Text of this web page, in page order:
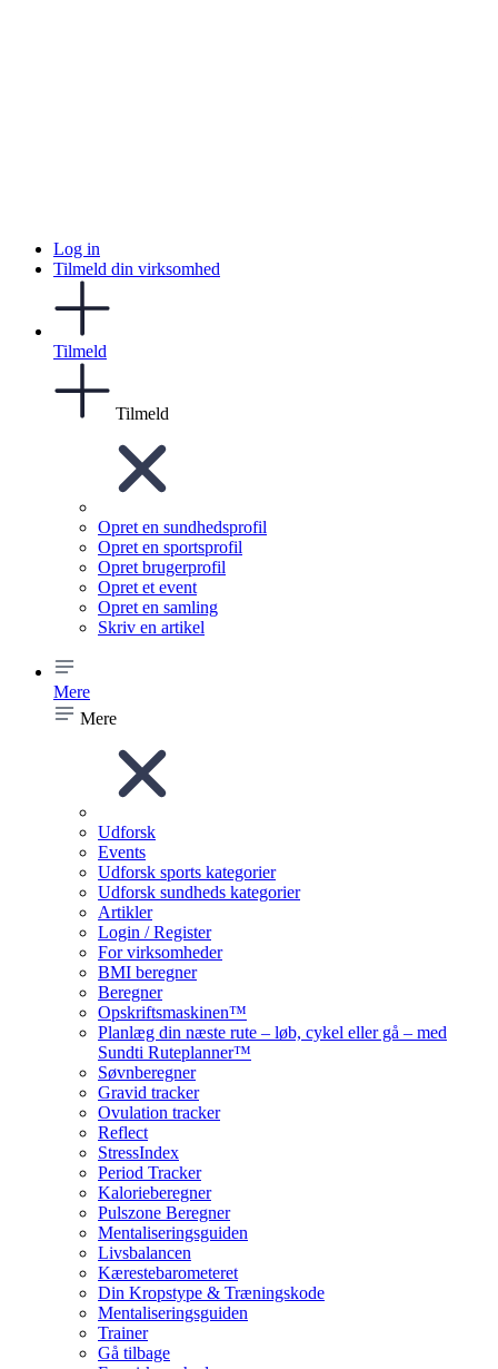
Log in
Tilmeld din virksomhed
Tilmeld
Tilmeld
Opret en sundhedsprofil
Opret en sportsprofil
Opret brugerprofil
Opret et event
Opret en samling
Skriv en artikel
Mere
Mere
Udforsk
Events
Udforsk sports kategorier
Udforsk sundheds kategorier
Artikler
Login / Register
For virksomheder
BMI beregner
Beregner
Opskriftsmaskinen™
Planlæg din næste rute – løb, cykel eller gå – med
Sundti Ruteplanner™
Søvnberegner
Gravid tracker
Ovulation tracker
Reflect
StressIndex
Period Tracker
Kalorieberegner
Pulszone Beregner
Mentaliseringsguiden
Livsbalancen
Kærestebarometeret
Din Kropstype & Træningskode
Mentaliseringsguiden
Trainer
Gå tilbage